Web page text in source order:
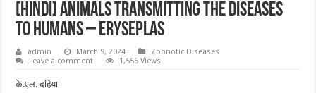
[Hindi] Animals Transmitting the Diseases
To Humans – Eryseplas
admin March 9, 2024
Zoonotic Diseases
Leave a comment
1,555 Views
के.एल. दहिया